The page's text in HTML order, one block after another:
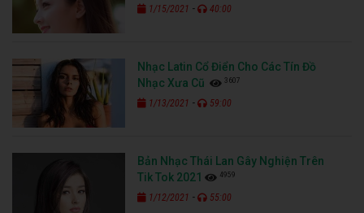
1/15/2021 - 40:00
Nhạc Latin Cổ Điển Cho Các Tín Đồ
Nhạc Xưa Cũ
3607
1/13/2021 - 59:00
Bản Nhạc Thái Lan Gây Nghiện Trên
Tik Tok 2021
4959
1/12/2021 - 55:00